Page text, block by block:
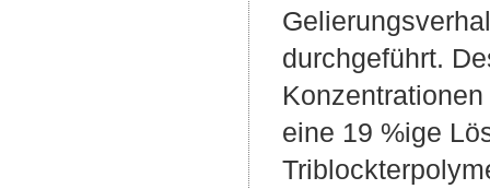
durchgeführt.
eine 19 %ige